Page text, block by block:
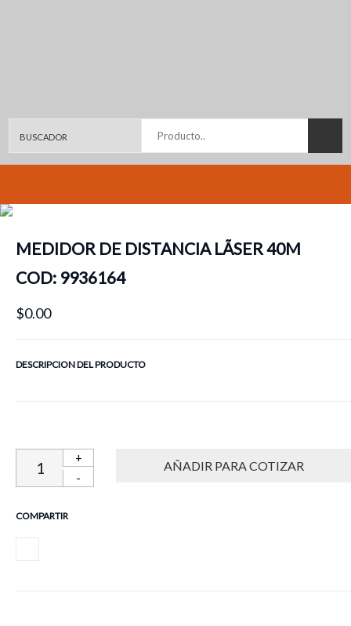
Producto..
MEDIDOR DE DISTANCIA LÃSER 40M
COD: 9936164
$0.00
DESCRIPCION DEL PRODUCTO
+
-
COMPARTIR